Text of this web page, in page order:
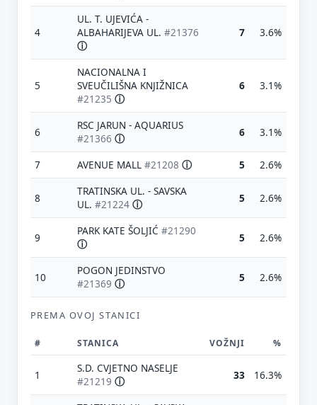
4
UL. T. UJEVIĆA -
ALBAHARIJEVA UL. #21376
ⓘ
7 3.6%
5
NACIONALNA I
SVEUČILIŠNA KNJIŽNICA
#21235 ⓘ
6 3.1%
6
RSC JARUN - AQUARIUS
#21366 ⓘ 6 3.1%
7 AVENUE MALL #21208 ⓘ 5 2.6%
8
TRATINSKA UL. - SAVSKA
UL. #21224 ⓘ 5 2.6%
9
PARK KATE ŠOLJIĆ #21290
ⓘ
5 2.6%
10
POGON JEDINSTVO
#21369 ⓘ 5 2.6%
PREMA OVOJ STANICI
# STANICA VOŽNJI %
1
S.D. CVJETNO NASELJE
#21219 ⓘ 33 16.3%